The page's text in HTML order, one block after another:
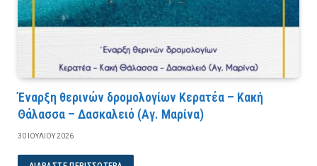
Έναρξη θερινών δρομολογίων Κερατέα – Κακή
Θάλασσα – Δασκαλειό (Αγ. Μαρίνα)
30 ΙΟΥΛΊΟΥ 2026